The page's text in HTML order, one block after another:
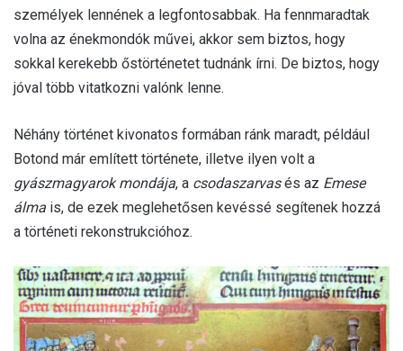
személyek lennének a legfontosabbak. Ha fennmaradtak
volna az énekmondók művei, akkor sem biztos, hogy
sokkal kerekebb őstörténetet tudnánk írni. De biztos, hogy
jóval több vitatkozni valónk lenne.
Néhány történet kivonatos formában ránk maradt, például
Botond már említett története, illetve ilyen volt a
gyászmagyarok mondája, a csodaszarvasés az Emese
álma is, de ezek meglehetősen kevéssé segítenek hozzá
a történeti rekonstrukcióhoz.